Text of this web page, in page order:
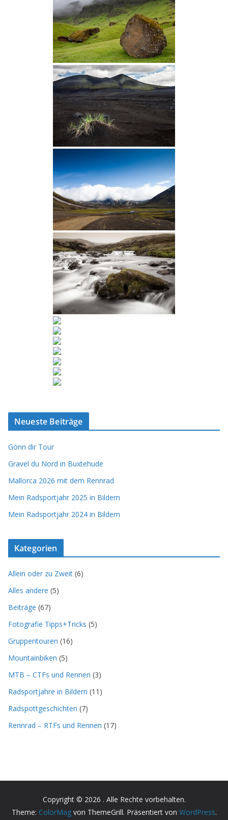
Neueste Beiträge
Gönn dir Tour
Gravel du Nord in Buxtehude
Mallorca 2026 mit dem Rennrad
Mein Radsportjahr 2025 in Bildern
Mein Radsportjahr 2024 in Bildern
Kategorien
Allein oder zu Zweit (6)
Alles andere (5)
Beiträge (67)
Fotografie Tipps+Tricks (5)
Gruppentouren (16)
Mountainbiken (5)
MTB – CTFs und Rennen (3)
Radsportjahre in Bildern (11)
Radspottgeschichten (7)
Rennrad – RTFs und Rennen (17)
Copyright © 2026 . Alle Rechte vorbehalten.
Theme: ColorMagvon ThemeGrill. Präsentiert von WordPress.